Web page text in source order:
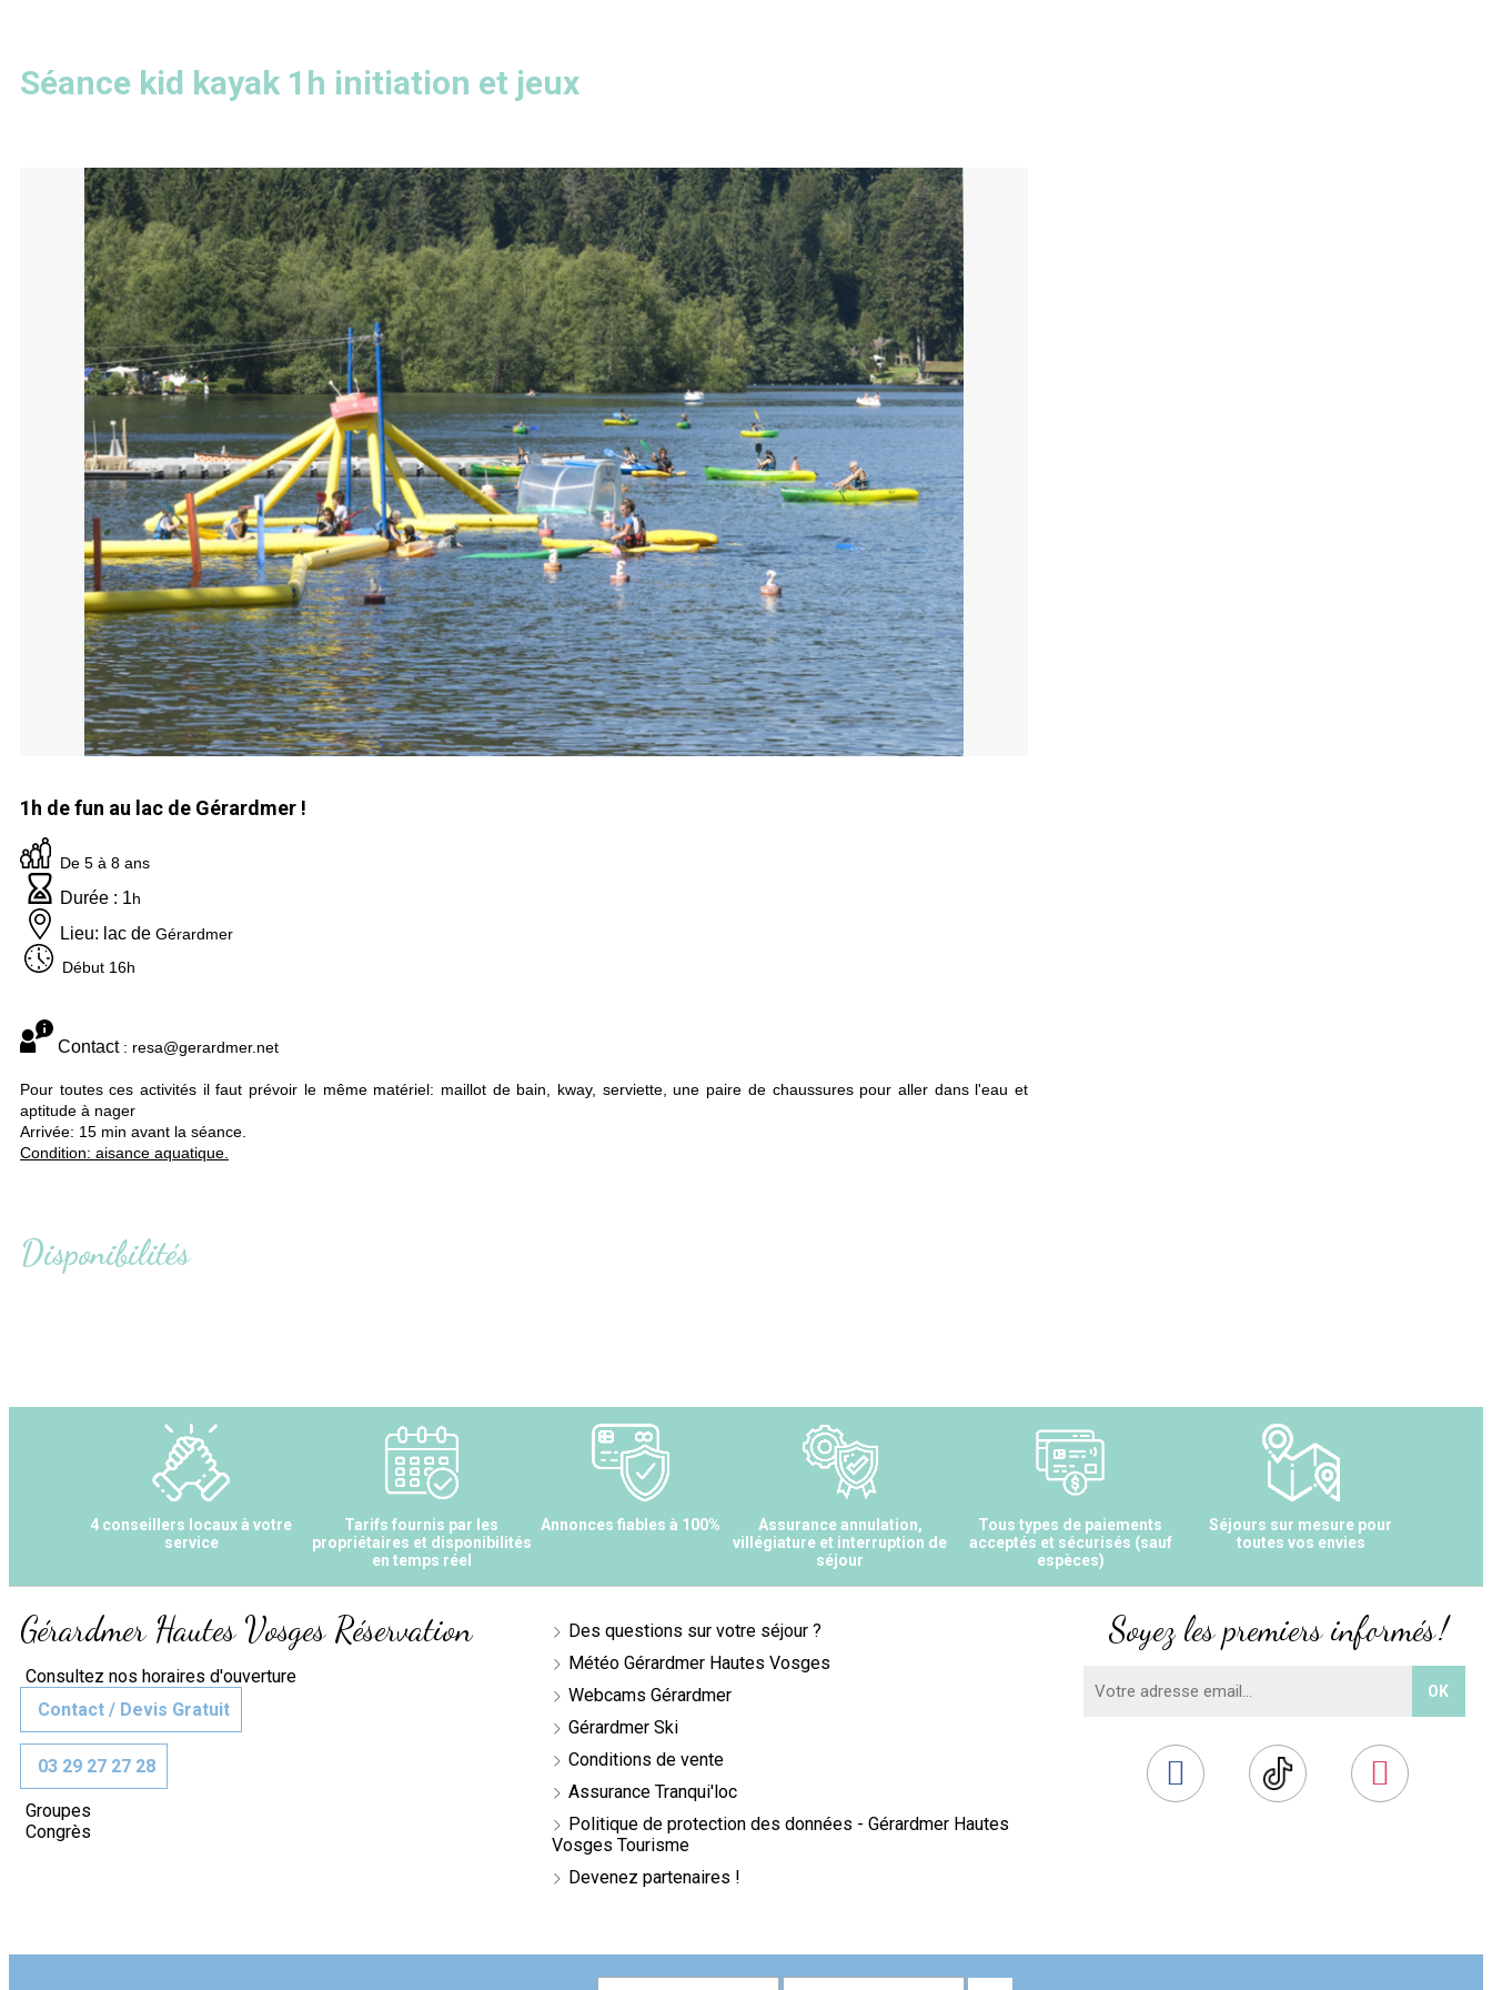
Séance kid kayak 1h initiation et jeux
1h de fun au lac de Gérardmer !
De 5 à 8 ans
Durée : 1h
Lieu: lac de Gérardmer
Début 16h
Contact: resa@gerardmer.net
Pour toutes ces activités il faut prévoir le même matériel: maillot de bain, kway, serviette, une paire de chaussures pour aller dans l'eau et
aptitude à nager
Arrivée: 15 min avant la séance.
Condition: aisance aquatique.
Disponibilités
4 conseillers locaux à votre
service
Tarifs fournis par les
propriétaires et disponibilités
en temps réel
Annonces fiables à 100%
Assurance annulation,
villégiature et interruption de
séjour
Tous types de paiements
acceptés et sécurisés (sauf
espèces)
Séjours sur mesure pour
toutes vos envies
Gérardmer Hautes Vosges Réservation
Consultez nos horaires d'ouverture
Contact / Devis Gratuit
03 29 27 27 28
Groupes
Congrès
Des questions sur votre séjour ?
Météo Gérardmer Hautes Vosges
Webcams Gérardmer
Gérardmer Ski
Conditions de vente
Assurance Tranqui'loc
Politique de protection des données - Gérardmer Hautes
Vosges Tourisme
Devenez partenaires !
Soyez les premiers informés !